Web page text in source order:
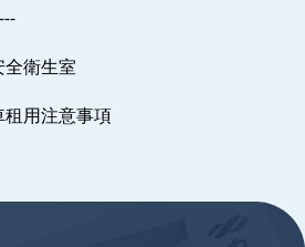
全衛生室
租用注意事項